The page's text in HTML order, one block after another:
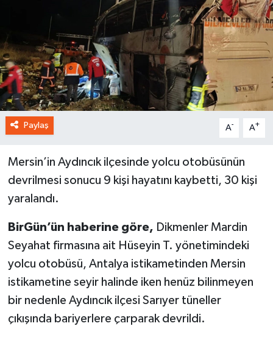
Paylaş A- A+
Mersin’in Aydıncık ilçesinde yolcu otobüsünün
devrilmesi sonucu 9 kişi hayatını kaybetti, 30 kişi
yaralandı.
BirGün’ün haberine göre, Dikmenler Mardin
Seyahat firmasına ait Hüseyin T. yönetimindeki
yolcu otobüsü, Antalya istikametinden Mersin
istikametine seyir halinde iken henüz bilinmeyen
bir nedenle Aydıncık ilçesi Sarıyer tüneller
çıkışında bariyerlere çarparak devrildi.